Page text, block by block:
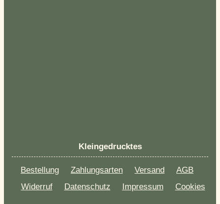
Kleingedrucktes
Bestellung Zahlungsarten Versand
AGB
Widerruf
Datenschutz Impressum Cookies